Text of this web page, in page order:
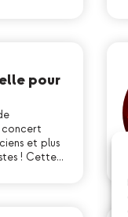
pour
concert
et plus
! Cette…